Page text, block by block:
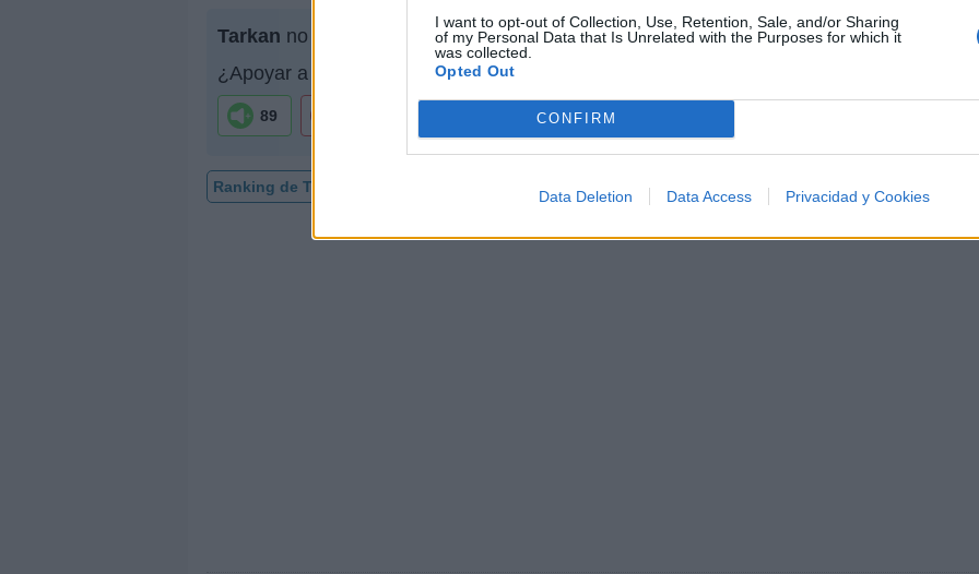
I want to opt-out of Collection, Use, Retention, Sale, and/or Sharing
of my Personal Data that Is Unrelated with the Purposes for which it
was collected.
Opted Out
CONFIRM
Data Deletion Data Access Privacidad y Cookies
Tarkan no está entre los 500 artistas más apoyados y visitados de esta semana.
¿Apoyar a Tarkan?
89
Ranking de Tarkan